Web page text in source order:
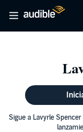
Sigue a Lavyrle